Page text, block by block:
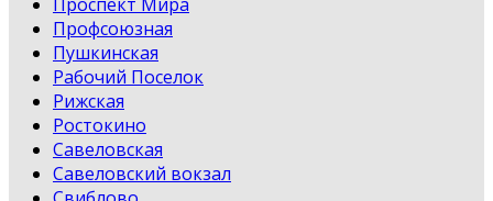
Проспект Мира
Профсоюзная
Пушкинская
Рабочий Поселок
Рижская
Ростокино
Савеловская
Савеловский вокзал